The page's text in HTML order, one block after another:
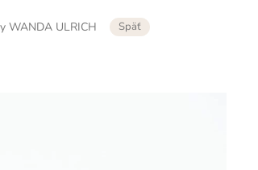
WANDA ULRICH Späť